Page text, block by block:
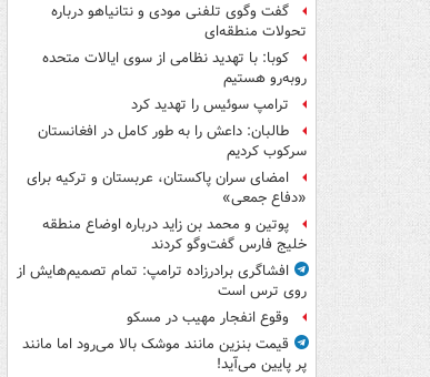
گفت وگوی تلفنی مودی و نتانیاهو درباره
تحولات منطقه‌ای
کوبا: با تهدید نظامی از سوی ایالات متحده
روبه‌رو هستیم
ترامپ سوئیس را تهدید کرد
طالبان: داعش را به طور کامل در افغانستان
سرکوب کردیم
امضای سران پاکستان، عربستان و ترکیه برای
«دفاع جمعی»
پوتین و محمد بن زاید درباره اوضاع منطقه
خلیج فارس گفت‌وگو کردند
افشاگری برادرزاده ترامپ: تمام تصمیم‌هایش از
روی ترس است
وقوع انفجار مهیب در مسکو
قیمت بنزین مانند موشک بالا می‌رود اما مانند
پر پایین می‌آید!